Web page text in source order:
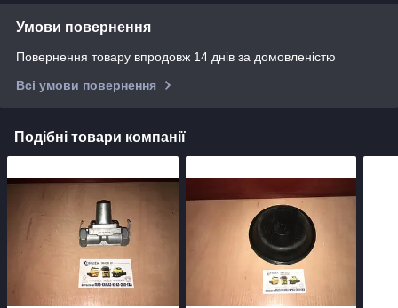
Умови повернення
Повернення товару впродовж 14 днів за домовленістю
Всі умови повернення
Подібні товари компанії